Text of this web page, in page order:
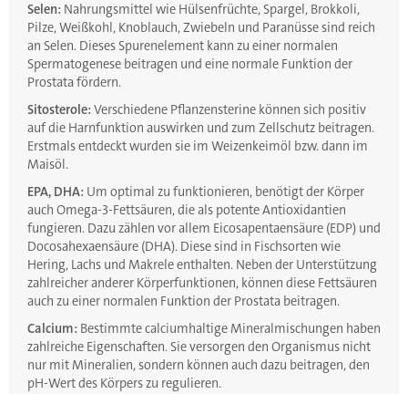
Selen: Nahrungsmittel wie Hülsenfrüchte, Spargel, Brokkoli,
Pilze, Weißkohl, Knoblauch, Zwiebeln und Paranüsse sind reich
an Selen. Dieses Spurenelement kann zu einer normalen
Spermatogenese beitragen und eine normale Funktion der
Prostata fördern.
Sitosterole: Verschiedene Pflanzensterine können sich positiv
auf die Harnfunktion auswirken und zum Zellschutz beitragen.
Erstmals entdeckt wurden sie im Weizenkeimöl bzw. dann im
Maisöl.
EPA, DHA: Um optimal zu funktionieren, benötigt der Körper
auch Omega-3-Fettsäuren, die als potente Antioxidantien
fungieren. Dazu zählen vor allem Eicosapentaensäure (EDP) und
Docosahexaensäure (DHA). Diese sind in Fischsorten wie
Hering, Lachs und Makrele enthalten. Neben der Unterstützung
zahlreicher anderer Körperfunktionen, können diese Fettsäuren
auch zu einer normalen Funktion der Prostata beitragen.
Calcium: Bestimmte calciumhaltige Mineralmischungen haben
zahlreiche Eigenschaften. Sie versorgen den Organismus nicht
nur mit Mineralien, sondern können auch dazu beitragen, den
pH-Wert des Körpers zu regulieren.